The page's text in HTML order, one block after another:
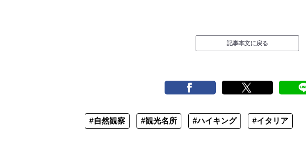
記事本文に戻る
#自然観察 #観光名所 #ハイキング #イタリア